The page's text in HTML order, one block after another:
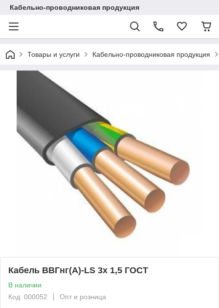
Кабельно-проводниковая продукция
Товары и услуги Кабельно-проводниковая продукция
Кабель ВВГнг(А)-LS 3х 1,5 ГОСТ
В наличии
Код: 000052
Опт и розница